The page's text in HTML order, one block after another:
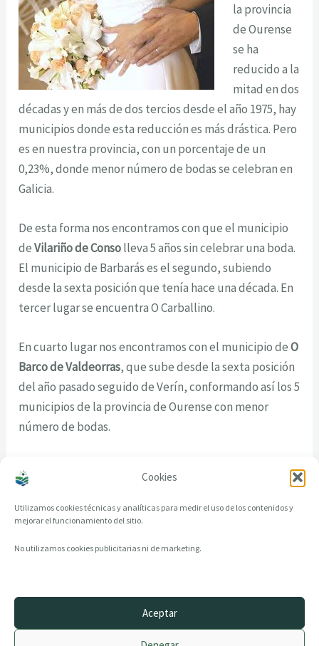
Cookies
Utilizamos cookies técnicas y analíticas para medir el uso de los contenidos y
mejorar el funcionamiento del sitio.
No utilizamos cookies publicitarias ni de marketing.
Aceptar
la provincia
de Ourense
se ha
reducido a la
mitad en dos
décadas y en más de dos tercios desde el año 1975, hay
municipios donde esta reducción es más drástica. Pero
es en nuestra provincia, con un porcentaje de un
0,23%, donde menor número de bodas se celebran en
Galicia.
De esta forma nos encontramos con que el municipio
deVilariño de Consolleva 5 años sin celebrar una boda.
El municipio de Barbarás es el segundo, subiendo
desde la sexta posición que tenía hace una década. En
tercer lugar se encuentra O Carballino.
En cuarto lugar nos encontramos con el municipio deO
Barco de Valdeorras, que sube desde la sexta posición
del año pasado seguido de Verín, conformando así los 5
municipios de la provincia de Ourense con menor
número de bodas.
© 2014–2026 creandotuprovincia.es · Todos los derechos reservados